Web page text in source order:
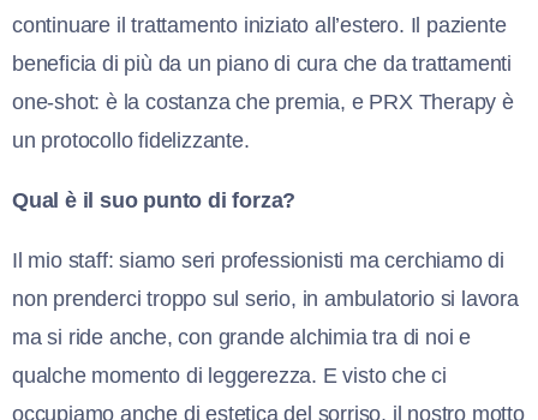
continuare il trattamento iniziato all’estero. Il paziente
beneficia di più da un piano di cura che da trattamenti
one-shot: è la costanza che premia, e PRX Therapy è
un protocollo fidelizzante.
Qual è il suo punto di forza?
Il mio staff: siamo seri professionisti ma cerchiamo di
non prenderci troppo sul serio, in ambulatorio si lavora
ma si ride anche, con grande alchimia tra di noi e
qualche momento di leggerezza. E visto che ci
occupiamo anche di estetica del sorriso, il nostro motto